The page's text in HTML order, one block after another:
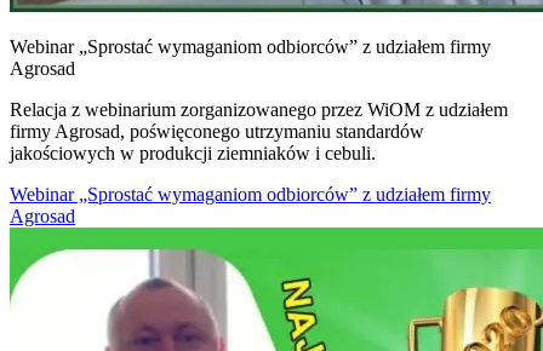
Webinar „Sprostać wymaganiom odbiorców” z udziałem firmy
Agrosad
Relacja z webinarium zorganizowanego przez WiOM z udziałem
firmy Agrosad, poświęconego utrzymaniu standardów
jakościowych w produkcji ziemniaków i cebuli.
Webinar „Sprostać wymaganiom odbiorców” z udziałem firmy
Agrosad